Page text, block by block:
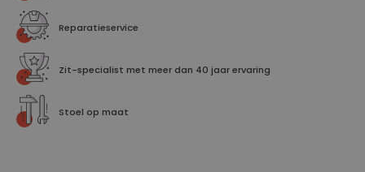
Reparatieservice
Zit-specialist met meer dan 40 jaar ervaring
Stoel op maat